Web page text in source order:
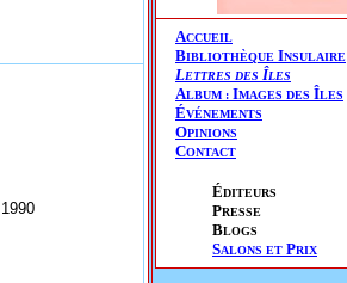
ACCUEIL
BIBLIOTHÈQUE INSULAIRE
LETTRES DES ÎLES
ALBUM : IMAGES DES ÎLES
ÉVÉNEMENTS
OPINIONS
CONTACT
ÉDITEURS
PRESSE
BLOGS
SALONS ET PRIX